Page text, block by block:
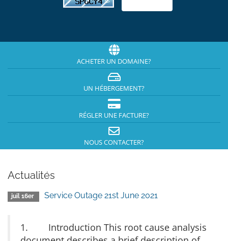
ACHETER UN DOMAINE?
UN HÉBERGEMENT?
RÉGLER UNE FACTURE?
NOUS CONTACTER?
Actualités
juil 16er Service Outage 21st June 2021
1. Introduction This root cause analysis